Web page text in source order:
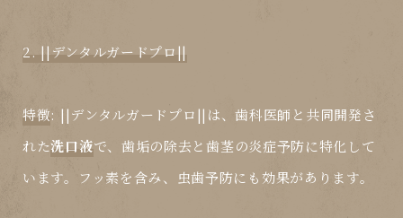
2. ||デンタルガードプロ||
特徴: ||デンタルガードプロ||は、歯科医師と共同開発さ
れた洗口液で、歯垢の除去と歯茎の炎症予防に特化して
います。フッ素を含み、虫歯予防にも効果があります。